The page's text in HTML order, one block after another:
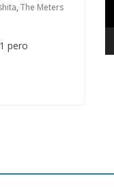
, The Meters
pero
c
í